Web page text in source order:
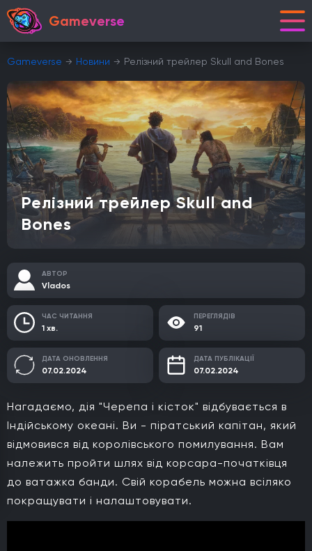
Gameverse
Gameverse Новини Релізний трейлер Skull and Bones
Релізний трейлер Skull and
Bones
АВТОР
Vlados
ЧАС ЧИТАННЯ
1 хв.
ПЕРЕГЛЯДІВ
91
ДАТА ОНОВЛЕННЯ
07.02.2024
ДАТА ПУБЛІКАЦІЇ
07.02.2024
Нагадаємо, дія "Черепа і кісток" відбувається в
Індійському океані. Ви - піратський капітан, який
відмовився від королівського помилування. Вам
належить пройти шлях від корсара-початківця
до ватажка банди. Свій корабель можна всіляко
покращувати і налаштовувати.